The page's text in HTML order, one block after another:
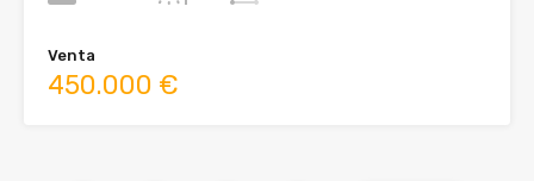
Venta
450.000 €